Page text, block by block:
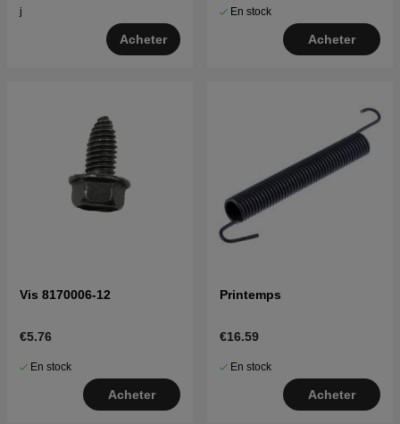
j
Acheter
En stock
Acheter
Vis 8170006-12
€5.76
En stock
Acheter
Printemps
€16.59
En stock
Acheter